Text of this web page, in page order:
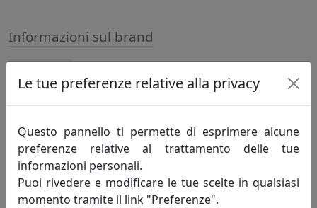
Informazioni sul brand
i principi fondamentali che incarnano lo
spirito della mauro ferretti che da oltre
mercato, opera alla ricerca di un costante
miglioramento degli articoli proposti e del servizio
offerto al fine di soddisfare pienamente le esigenze di
ogni cliente.
Le tue preferenze relative alla privacy
Questo pannello ti permette di esprimere alcune
preferenze relative al trattamento delle tue
informazioni personali.
Puoi rivedere e modificare le tue scelte in qualsiasi
momento tramite il link "Preferenze".